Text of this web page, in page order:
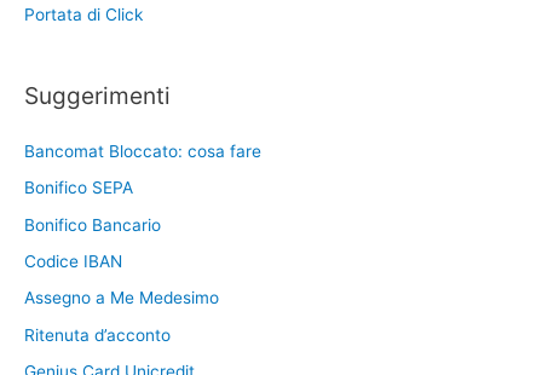
Portata di Click
Suggerimenti
Bancomat Bloccato: cosa fare
Bonifico SEPA
Bonifico Bancario
Codice IBAN
Assegno a Me Medesimo
Ritenuta d’acconto